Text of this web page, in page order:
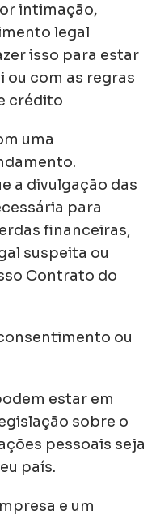
intimação,
legal
isso para estar
ou com as regras
crédito
uma
a divulgação das
para
financeiras,
suspeita ou
Contrato do
ou
estar em
sobre o
pessoais seja
país.
e um